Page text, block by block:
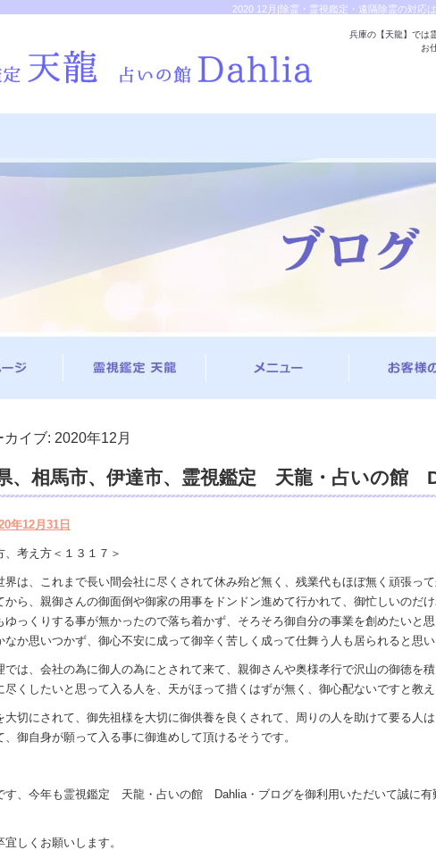
2020 12月|除霊・霊視鑑定・遠隔除霊の対応
兵庫の【天龍】では
お
カイブ: 2020年12月
、相馬市、伊達市、霊視鑑定 天龍・占いの館
の神様ｖｓ地獄の神様、宇宙の真理で未来は希
天国 あの世で天国。
年12月31日
、考え方＜１３１７＞
界は、これまで長い間会社に尽くされて休み殆ど無く、残業代もほぼ無く頑張っ
から、親御さんの御面倒や御家の用事をドンドン進めて行かれて、御忙しいのだ
ゆっくりする事が無かったので落ち着かず、そろそろ御自分の事業を創めたいと
なか思いつかず、御心不安に成って御辛く苦しく成って仕舞う人も居られると思い
では、会社の為に御人の為にとされて来て、親御さんや奥様孝行で沢山の御徳を積
尽くしたいと思って入る人を、天がほって措くはずが無く、御心配ないですと教え
大切にされて、御先祖様を大切に御供養を良くされて、周りの人を助けて要る人
、御自身が願って入る事に御進めして頂けるそうです。
す、今年も霊視鑑定 天龍・占いの館 Dahlia・ブログを御利用いただいて誠に有
しくお願いします。